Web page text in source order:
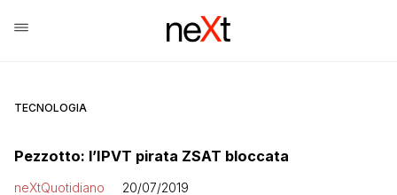
TECNOLOGIA
Pezzotto: l’IPVT pirata ZSAT bloccata
neXtQuotidiano 20/07/2019